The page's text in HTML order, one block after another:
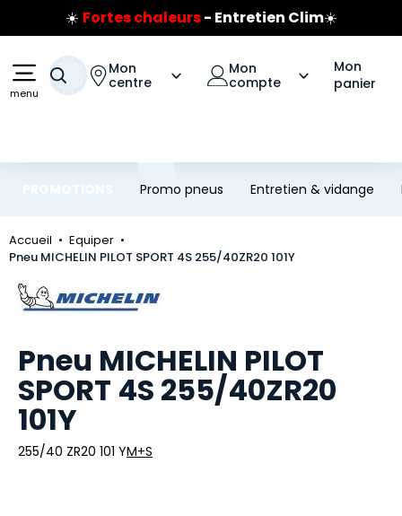
Aller au contenu principal
Aller à la navigation
☀️ Fortes chaleurs- Entretien Clim☀️
Prix coûtant pneus Bridgestone
Jusqu'à 120€ remboursés sur les pneus Bridgestone
menu
Votre recherche
Mon
centre
Mon
compte
Mon
panier
Promo pneus Entretien & vidange
Accueil
Equiper
Pneu MICHELIN PILOT SPORT 4S 255/40ZR20 101Y
Marque
Pneu MICHELIN PILOT
SPORT 4S 255/40ZR20
101Y
255/40 ZR20 101 YM+S